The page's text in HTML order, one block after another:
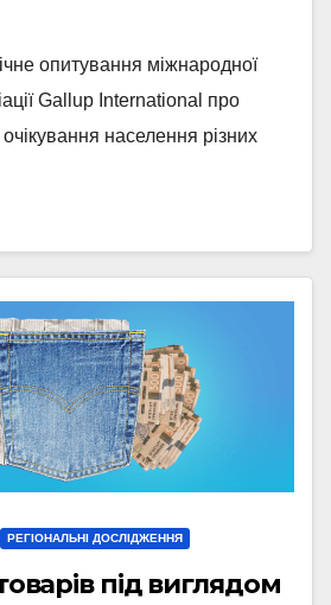
of Year” від
Випуск 1
опитування міжнародної
Gallup International про
населення різних
РЕГІОНАЛЬНІ ДОСЛІДЖЕННЯ
під виглядом